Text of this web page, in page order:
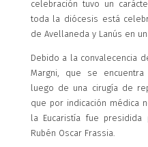
celebración tuvo un
toda la diócesis está
de Avellaneda y Lanús en
Debido a la convalecencia
Margni, que se
luego de una cirugía de
que por indicación médica
la Eucaristía fue
Rubén Oscar Frassia.